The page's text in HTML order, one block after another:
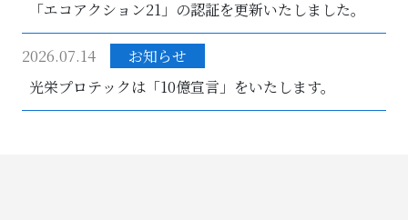
「エコアクション21」の認証を更新いたしました。
2026.07.14
お知らせ
光栄プロテックは「10億宣言」をいたします。